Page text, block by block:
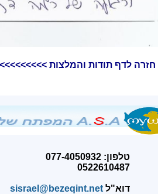
חזרה לדף תודות והמלצות
טלפון: 077-4050932
0522610487
דוא"ל sisrael@bezeqint.net